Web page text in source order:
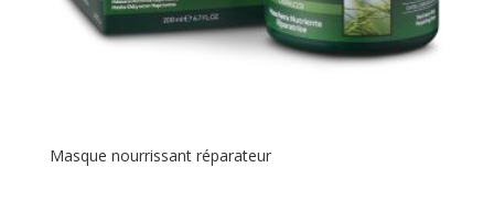
Masque nourrissant réparateur